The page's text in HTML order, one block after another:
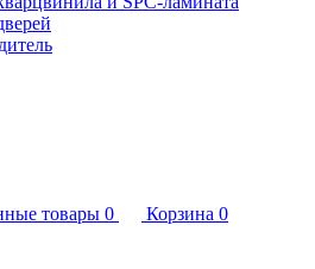
товары 0 Корзина 0